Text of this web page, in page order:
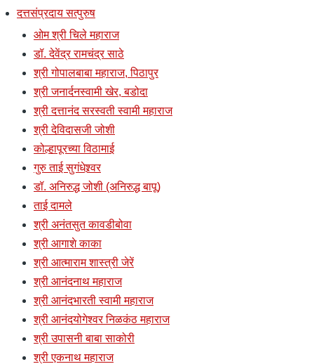
दत्तसंप्रदाय सत्पुरुष
ओम श्री चिले महाराज
डॉ. देवेंद्र रामचंद्र साठे
श्री गोपालबाबा महाराज, पिठापुर
श्री जनार्दनस्वामी खेर, बडोदा
श्री दत्तानंद सरस्वती स्वामी महाराज
श्री देविदासजी जोशी
कोल्हापूरच्या विठामाई
गुरु ताई सुगंधेश्र्वर
डॉ. अनिरुद्ध जोशी (अनिरुद्ध बापू)
ताई दामले
श्री अनंतसुत कावडीबोवा
श्री आगाशे काका
श्री आत्माराम शास्त्री जेरें
श्री आनंदनाथ महाराज
श्री आनंदभारती स्वामी महाराज
श्री आनंदयोगेश्वर निळकंठ महाराज
श्री उपासनी बाबा साकोरी
श्री एकनाथ महाराज